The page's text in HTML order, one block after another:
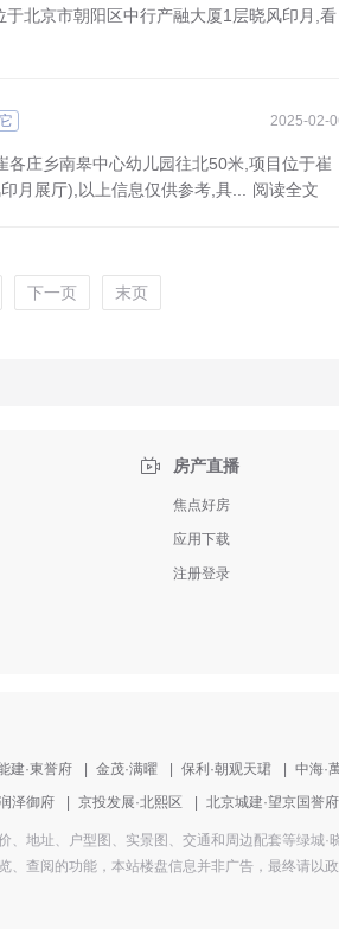
北京市朝阳区中行产融大厦1层晓风印月,看
2025-02-
庄乡南皋中心幼儿园往北50米,项目位于崔
月展厅),以上信息仅供参考,具...
阅读全文
下一页 末页
 房产直播
焦点好房
应用下载
注册登录
建·東誉府 金茂·满曜 保利·朝观天珺 中海·
泽御府 京投发展·北熙区 北京城建·望京国誉府
址、户型图、实景图、交通和周边配套等绿城·
查阅的功能，本站楼盘信息并非广告，最终请以